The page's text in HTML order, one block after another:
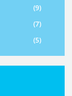
(9)
(7)
(5)